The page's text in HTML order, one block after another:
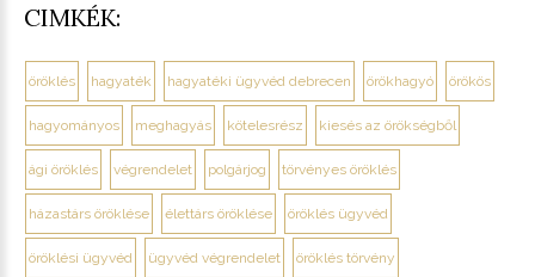
CIMKÉK:
öröklés hagyaték hagyatéki ügyvéd debrecen örökhagyó örökös
hagyományos meghagyás kötelesrész kiesés az örökségből
ági öröklés végrendelet polgárjog törvényes öröklés
házastárs öröklése élettárs öröklése öröklés ügyvéd
öröklési ügyvéd ügyvéd végrendelet öröklés törvény